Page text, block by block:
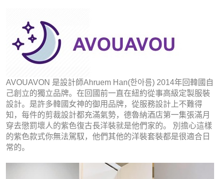
AVOUAVON 是設計師Ahruem Han(한아름) 2014年回韓國 自
己創立的獨立品牌。在回國前一直在紐約從事高級定製服裝
設計。 是許多韓國女神的御用品牌，從服務設計上不難得
知，每件的剪裁設計都充滿氣勢，德魯納酒店第一集張滿月
穿去懲罰壞人的紫色復古長洋裝就是他們家的。 別擔心這樣
的紫色款式你無法駕馭，他們其他的洋裝套裝都是很適合日
常的。